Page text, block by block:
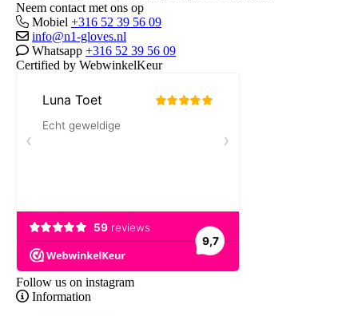
Neem contact met ons op
Mobiel +316 52 39 56 09
info@n1-gloves.nl
Whatsapp +316 52 39 56 09
Certified by WebwinkelKeur
Follow us on instagram
Information